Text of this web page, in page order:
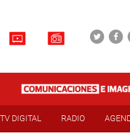
TV DIGITAL RADIO